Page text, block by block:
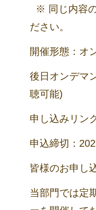
※ 同じ内容
ださい。
開催形態：オ
後日オンデマ
聴可能)
申し込みリン
申込締切：
皆様のお申し
当部門では定